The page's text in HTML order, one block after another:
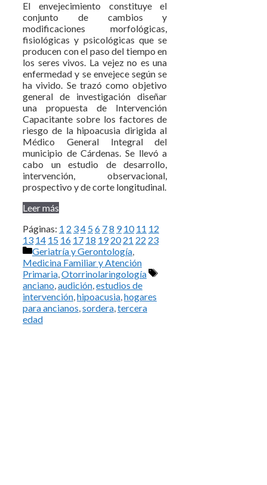
El envejecimiento constituye el
conjunto de cambios y
modificaciones morfológicas,
fisiológicas y psicológicas que se
producen con el paso del tiempo en
los seres vivos. La vejez no es una
enfermedad y se envejece según se
ha vivido. Se trazó como objetivo
general de investigación diseñar
una propuesta de Intervención
Capacitante sobre los factores de
riesgo de la hipoacusia dirigida al
Médico General Integral del
municipio de Cárdenas. Se llevó a
cabo un estudio de desarrollo,
intervención, observacional,
prospectivo y de corte longitudinal.
Leer más
Páginas: 1 2 34 56 78 9 10 11 12
13 14 15 16 17 18 19 20 21 22 23
Categorías
Geriatría y Gerontología
Medicina Familiar y Atención
Primaria Otorrinolaringología
Etiquetas
anciano audición estudios de
intervención hipoacusia hogares
para ancianos sordera tercera
edad